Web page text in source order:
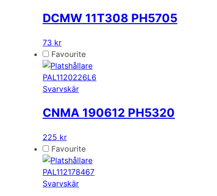
DCMW 11T308 PH5705
73 kr
Favourite
PAL1120226L6
Svarvskär
CNMA 190612 PH5320
225 kr
Favourite
PAL112178467
Svarvskär